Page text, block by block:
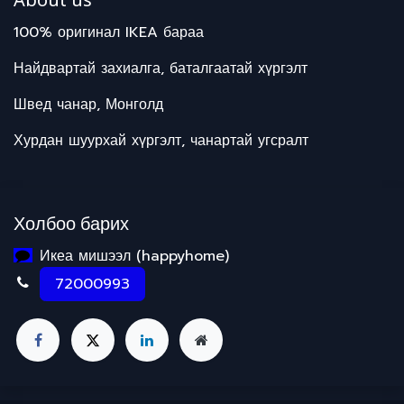
100% оригинал IKEA бараа
Найдвартай захиалга, баталгаатай хүргэлт
Швед чанар, Монголд
Хурдан шуурхай хүргэлт, чанартай угсралт
Холбоо барих
Икеа мишээл (happyhome)
72000993